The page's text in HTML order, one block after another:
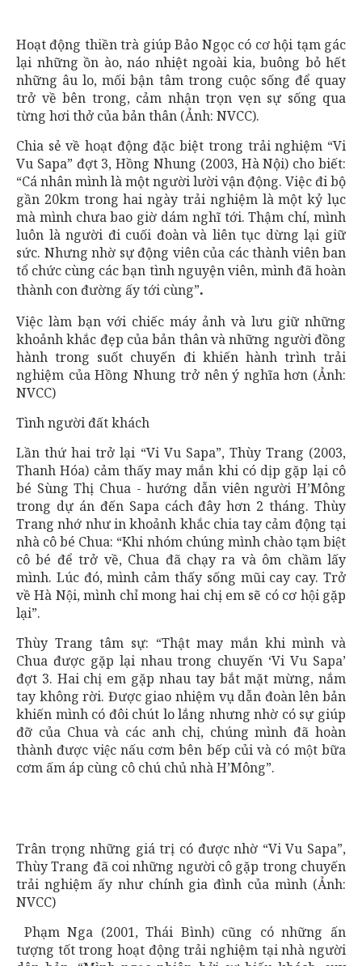
Hoạt động thiền trà giúp Bảo Ngọc có cơ hội tạm gác
lại những ồn ào, náo nhiệt ngoài kia, buông bỏ hết
những âu lo, mối bận tâm trong cuộc sống để quay
trở về bên trong, cảm nhận trọn vẹn sự sống qua
từng hơi thở của bản thân (Ảnh: NVCC).
Chia sẻ về hoạt động đặc biệt trong trải nghiệm “Vi
Vu Sapa” đợt 3, Hồng Nhung (2003, Hà Nội) cho biết:
“Cá nhân mình là một người lười vận động. Việc đi bộ
gần 20km trong hai ngày trải nghiệm là một kỷ lục
mà mình chưa bao giờ dám nghĩ tới. Thậm chí, mình
luôn là người đi cuối đoàn và liên tục dừng lại giữ
sức. Nhưng nhờ sự động viên của các thành viên ban
tổ chức cùng các bạn tình nguyện viên, mình đã hoàn
thành con đường ấy tới cùng”.
Việc làm bạn với chiếc máy ảnh và lưu giữ những
khoảnh khắc đẹp của bản thân và những người đồng
hành trong suốt chuyến đi khiến hành trình trải
nghiệm của Hồng Nhung trở nên ý nghĩa hơn (Ảnh:
NVCC)
Tình người đất khách
Lần thứ hai trở lại “Vi Vu Sapa”, Thùy Trang (2003,
Thanh Hóa) cảm thấy may mắn khi có dịp gặp lại cô
bé Sùng Thị Chua - hướng dẫn viên người H’Mông
trong dự án đến Sapa cách đây hơn 2 tháng. Thùy
Trang nhớ như in khoảnh khắc chia tay cảm động tại
nhà cô bé Chua: “Khi nhóm chúng mình chào tạm biệt
cô bé để trở về, Chua đã chạy ra và ôm chầm lấy
mình. Lúc đó, mình cảm thấy sống mũi cay cay. Trở
về Hà Nội, mình chỉ mong hai chị em sẽ có cơ hội gặp
lại”.
Thùy Trang tâm sự: “Thật may mắn khi mình và
Chua được gặp lại nhau trong chuyến ‘Vi Vu Sapa’
đợt 3. Hai chị em gặp nhau tay bắt mặt mừng, nắm
tay không rời. Được giao nhiệm vụ dẫn đoàn lên bản
khiến mình có đôi chút lo lắng nhưng nhờ có sự giúp
đỡ của Chua và các anh chị, chúng mình đã hoàn
thành được việc nấu cơm bên bếp củi và có một bữa
cơm ấm áp cùng cô chú chủ nhà H’Mông”.
Trân trọng những giá trị có được nhờ “Vi Vu Sapa”,
Thùy Trang đã coi những người cô gặp trong chuyến
trải nghiệm ấy như chính gia đình của mình (Ảnh:
NVCC)
Phạm Nga (2001, Thái Bình) cũng có những ấn
tượng tốt trong hoạt động trải nghiệm tại nhà người